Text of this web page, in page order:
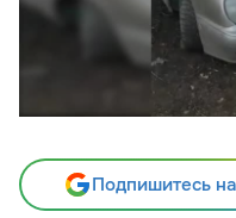
Подпишитесь